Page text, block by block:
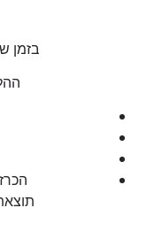
בזמן
ההליך
הכרזה
תוצאת